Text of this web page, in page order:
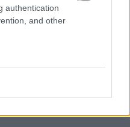
authentication
and other